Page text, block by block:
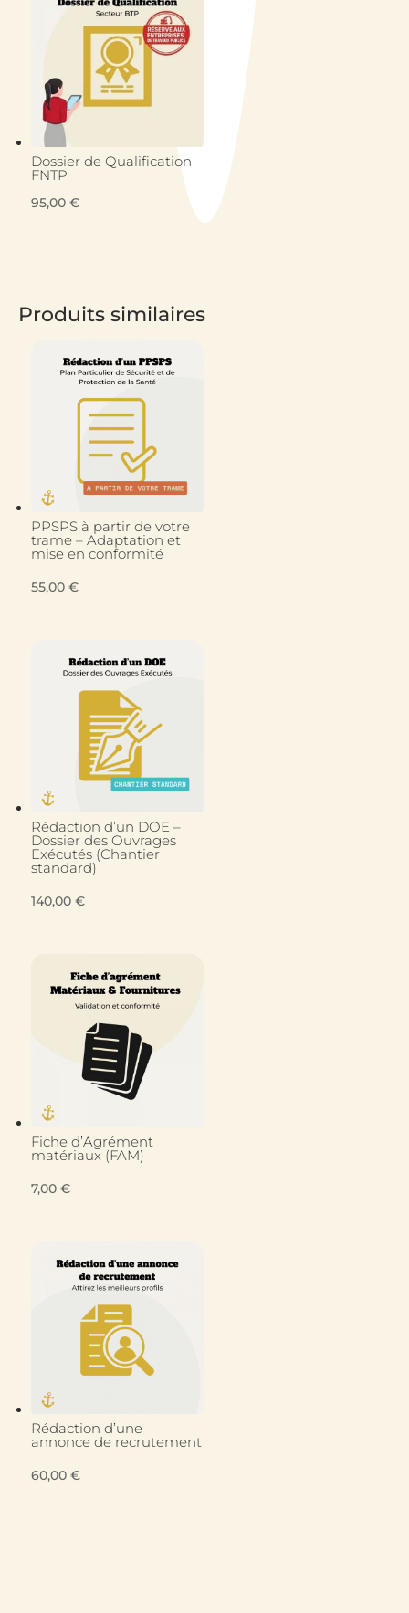
Dossier de Qualification
FNTP
95,00 €
Produits similaires
PPSPS à partir de votre
trame – Adaptation et
mise en conformité
55,00 €
Rédaction d’un DOE –
Dossier des Ouvrages
Exécutés (Chantier
standard)
140,00 €
Fiche d’Agrément
matériaux (FAM)
7,00 €
Rédaction d’une
annonce de recrutement
60,00 €